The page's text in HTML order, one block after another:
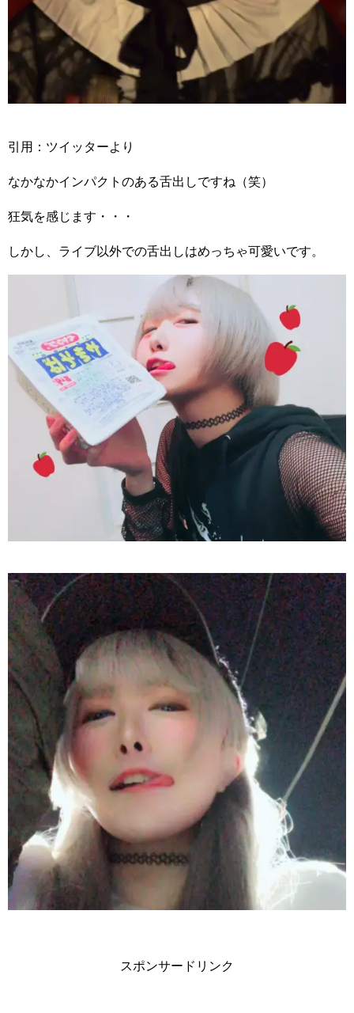
引用：ツイッターより
なかなかインパクトのある舌出しですね（笑）
狂気を感じます・・・
しかし、ライブ以外での舌出しはめっちゃ可愛いです。
スポンサードリンク